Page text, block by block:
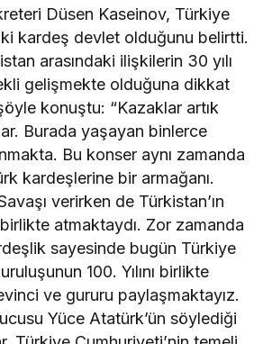
Düsen Kaseinov, Türkiye
kardeş devlet olduğunu belirtti.
arasındaki ilişkilerin 30 yılı
gelişmekte olduğuna dikkat
konuştu: “Kazaklar artık
Burada yaşayan binlerce
Bu konser aynı zamanda
kardeşlerine bir armağanı.
verirken de Türkistan’ın
atmaktaydı. Zor zamanda
sayesinde bugün Türkiye
100. Yılını birlikte
ve gururu paylaşmaktayız.
Yüce Atatürk’ün söylediği